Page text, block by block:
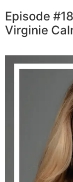
Episode
Virginie